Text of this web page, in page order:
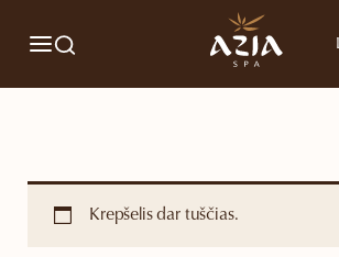
Krepšelis dar tuščias.